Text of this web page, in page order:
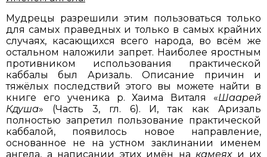
Мудрецы разрешили этим пользоваться только
для самых праведных и только в самых крайних
случаях, касающихся всего народа, во всём же
остальном наложили запрет. Наиболее яростным
противником использования практической
каббалы был Аризаль. Описание причин и
тяжёлых последствий этого вы можете найти в
книге его ученика р. Хаима Виталя «Шаарей
Кдуша» (Часть 3, гл. 6). И, так как Аризаль
полностью запретил пользование практической
каббалой, появилось новое направление,
основанное не на устном заклинании именем
ангела, а написании этих имён на камеяхи их